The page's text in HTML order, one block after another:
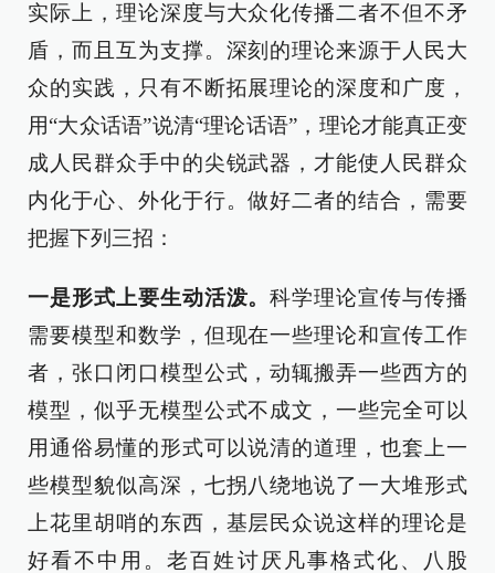
实际上，理论深度与大众化传播二者不但不矛
盾，而且互为支撑。深刻的理论来源于人民大
众的实践，只有不断拓展理论的深度和广度，
用“大众话语”说清“理论话语”，理论才能真正变
成人民群众手中的尖锐武器，才能使人民群众
内化于心、外化于行。做好二者的结合，需要
把握下列三招：
一是形式上要生动活泼。科学理论宣传与传播
需要模型和数学，但现在一些理论和宣传工作
者，张口闭口模型公式，动辄搬弄一些西方的
模型，似乎无模型公式不成文，一些完全可以
用通俗易懂的形式可以说清的道理，也套上一
些模型貌似高深，七拐八绕地说了一大堆形式
上花里胡哨的东西，基层民众说这样的理论是
好看不中用。老百姓讨厌凡事格式化、八股